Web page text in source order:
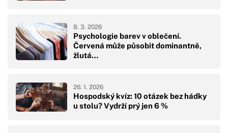
Psychologie barev v oblečení.
Červená může působit dominantně,
žlutá…
8. 3. 2026
Hospodský kvíz: 10 otázek bez hádky
u stolu? Vydrží prý jen 6 %
26. 1. 2026